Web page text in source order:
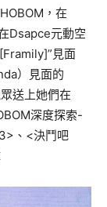
，在
Dsapce元動空
見面
）見面的
送上她們在
深度探索-
、<決鬥吧